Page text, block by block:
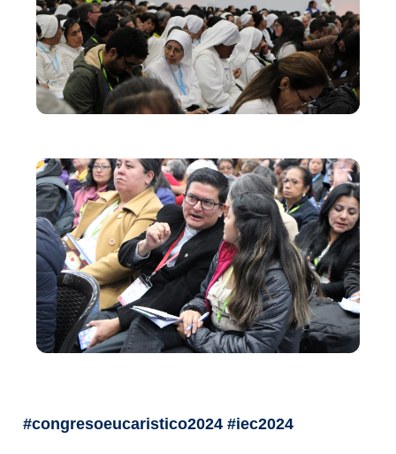
#congresoeucaristico2024 #iec2024